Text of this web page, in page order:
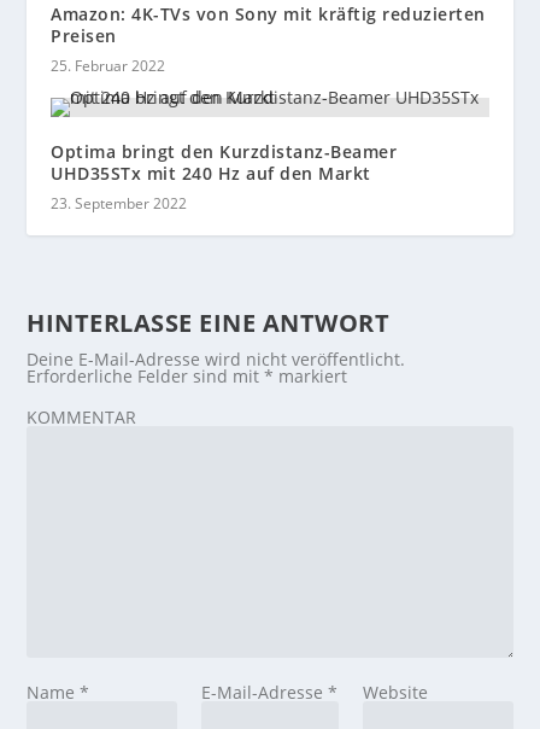
Amazon: 4K-TVs von Sony mit kräftig reduzierten
Preisen
25. Februar 2022
Optima bringt den Kurzdistanz-Beamer
UHD35STx mit 240 Hz auf den Markt
23. September 2022
HINTERLASSE EINE ANTWORT
Deine E-Mail-Adresse wird nicht veröffentlicht.
Erforderliche Felder sind mit* markiert
KOMMENTAR
Name* E-Mail-Adresse * Website